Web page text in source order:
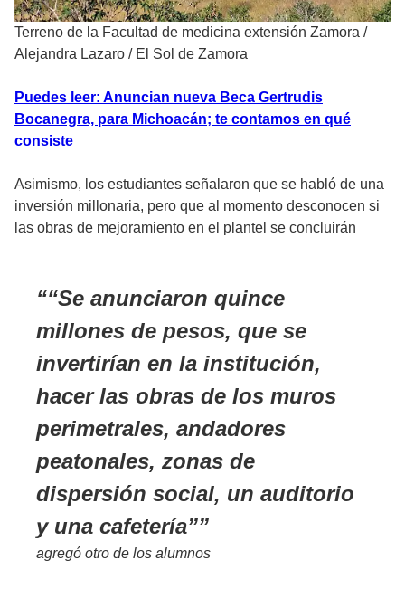
Terreno de la Facultad de medicina extensión Zamora /
Alejandra Lazaro / El Sol de Zamora
Puedes leer: Anuncian nueva Beca Gertrudis
Bocanegra, para Michoacán; te contamos en qué
consiste
Asimismo, los estudiantes señalaron que se habló de una
inversión millonaria, pero que al momento desconocen si
las obras de mejoramiento en el plantel se concluirán
“Se anunciaron quince
millones de pesos, que se
invertirían en la institución,
hacer las obras de los muros
perimetrales, andadores
peatonales, zonas de
dispersión social, un auditorio
y una cafetería”
agregó otro de los alumnos